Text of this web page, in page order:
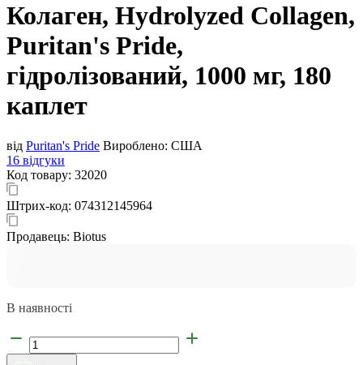
Колаген, Hydrolyzed Collagen,
Puritan's Pride,
гідролізований, 1000 мг, 180
каплет
від Puritan's Pride Вироблено: США
16 відгуки
Код товару: 32020
Штрих-код: 074312145964
Продавець: Biotus
В наявності